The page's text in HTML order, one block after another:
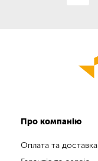
Про компанію
Оплата та доставка